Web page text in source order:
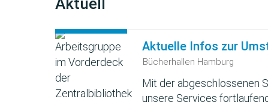
Aktuell
Aktuelle Infos zur
Bücherhallen Hamburg
Mit der abgeschlossenen
unsere Services